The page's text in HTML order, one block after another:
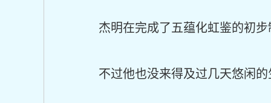
杰明在完成了五蕴化虹鉴的初
不过他也没来得及过几天悠闲